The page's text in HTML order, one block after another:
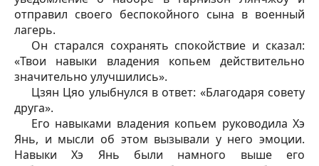
отправил своего беспокойного сына в военный
лагерь.
Он старался сохранять спокойствие и сказал:
«Твои навыки владения копьем действительно
значительно улучшились».
Цзян Цяо улыбнулся в ответ: «Благодаря совету
друга».
Его навыками владения копьем руководила Хэ
Янь, и мысли об этом вызывали у него эмоции.
Навыки Хэ Янь были намного выше его